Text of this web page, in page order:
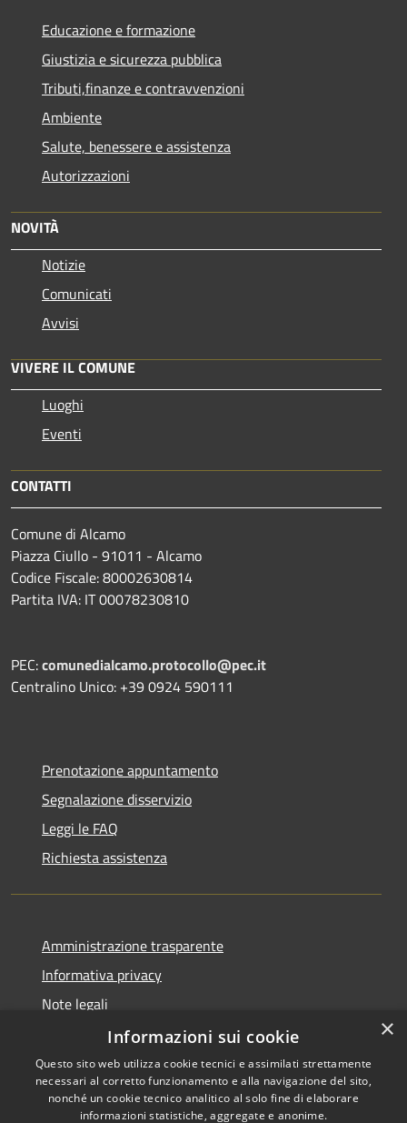
Educazione e formazione
Giustizia e sicurezza pubblica
Tributi,finanze e contravvenzioni
Ambiente
Salute, benessere e assistenza
Autorizzazioni
NOVITÀ
Notizie
Comunicati
Avvisi
VIVERE IL COMUNE
Luoghi
Eventi
CONTATTI
Comune di Alcamo
Piazza Ciullo - 91011 - Alcamo
Codice Fiscale: 80002630814
Partita IVA: IT 00078230810
PEC:comunedialcamo.protocollo@pec.it
Centralino Unico: +39 0924 590111
Prenotazione appuntamento
Segnalazione disservizio
Leggi le FAQ
Richiesta assistenza
Amministrazione trasparente
Informativa privacy
Note legali
Dichiarazione di accessibilità
×
Informazioni sui cookie
Questo sito web utilizza cookie tecnici e assimilati strettamente
necessari al corretto funzionamento e alla navigazione del sito,
nonché un cookie tecnico analitico al solo fine di elaborare
informazioni statistiche, aggregate e anonime.